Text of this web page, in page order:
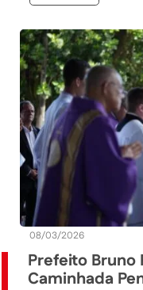
08/03/2026
Prefeito Bruno
Caminhada